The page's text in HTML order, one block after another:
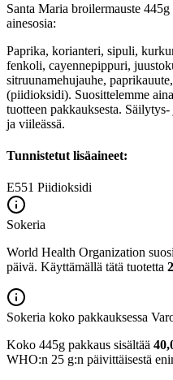
Santa Maria broilermauste 445g
ainesosia:
Paprika, korianteri, sipuli,
fenkoli, cayennepippuri,
sitruunamehujauhe,
(piidioksidi). Suosittelemme
tuotteen pakkauksesta.
ja viileässä.
Tunnistetut lisäaineet:
E551 Piidioksidi
Sokeria
World Health Organization
päivä. Käyttämällä tätä tuotetta
Sokeria koko pakkauksessa
Koko 445g pakkaus sisältää
WHO:n 25 g:n päivittäisestä